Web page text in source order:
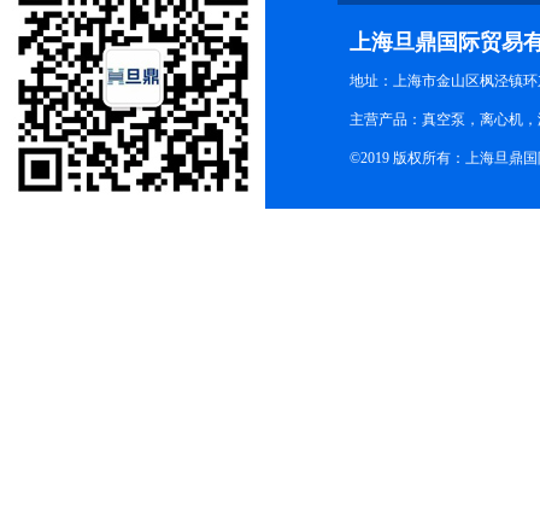
上海旦鼎国际贸易
地址：上海市金山区枫泾镇
主营产品：真空泵，离心机
©2019 版权所有：上海旦鼎